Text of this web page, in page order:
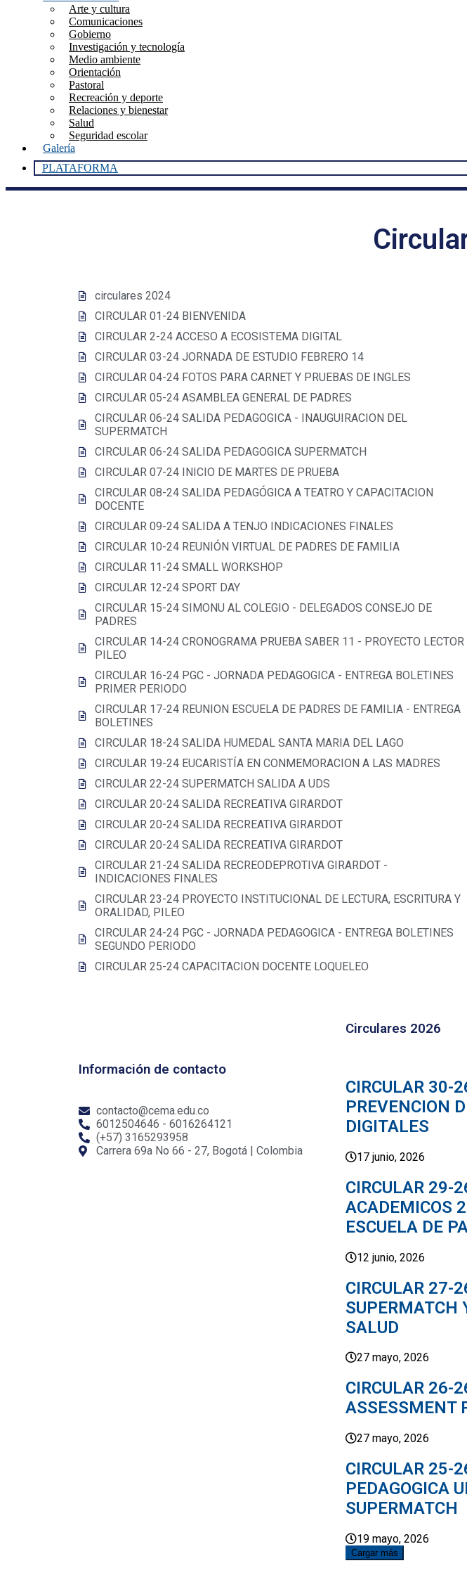
Arte y cultura
Comunicaciones
Gobierno
Investigación y tecnología
Medio ambiente
Orientación
Pastoral
Recreación y deporte
Relaciones y bienestar
Salud
Seguridad escolar
Galería
PLATAFORMA
circulares 2024
CIRCULAR 01-24 BIENVENIDA
CIRCULAR 2-24 ACCESO A ECOSISTEMA DIGITAL
CIRCULAR 03-24 JORNADA DE ESTUDIO FEBRERO 14
CIRCULAR 04-24 FOTOS PARA CARNET Y PRUEBAS DE INGLES
CIRCULAR 05-24 ASAMBLEA GENERAL DE PADRES
CIRCULAR 06-24 SALIDA PEDAGOGICA - INAUGUIRACION DEL
SUPERMATCH
CIRCULAR 06-24 SALIDA PEDAGOGICA SUPERMATCH
CIRCULAR 07-24 INICIO DE MARTES DE PRUEBA
CIRCULAR 08-24 SALIDA PEDAGÓGICA A TEATRO Y CAPACITACION
DOCENTE
CIRCULAR 09-24 SALIDA A TENJO INDICACIONES FINALES
CIRCULAR 10-24 REUNIÓN VIRTUAL DE PADRES DE FAMILIA
CIRCULAR 11-24 SMALL WORKSHOP
CIRCULAR 12-24 SPORT DAY
CIRCULAR 15-24 SIMONU AL COLEGIO - DELEGADOS CONSEJO DE
PADRES
CIRCULAR 14-24 CRONOGRAMA PRUEBA SABER 11 - PROYECTO LECTOR
PILEO
CIRCULAR 16-24 PGC - JORNADA PEDAGOGICA - ENTREGA BOLETINES
PRIMER PERIODO
CIRCULAR 17-24 REUNION ESCUELA DE PADRES DE FAMILIA - ENTREGA
BOLETINES
CIRCULAR 18-24 SALIDA HUMEDAL SANTA MARIA DEL LAGO
CIRCULAR 19-24 EUCARISTÍA EN CONMEMORACION A LAS MADRES
CIRCULAR 22-24 SUPERMATCH SALIDA A UDS
CIRCULAR 20-24 SALIDA RECREATIVA GIRARDOT
CIRCULAR 20-24 SALIDA RECREATIVA GIRARDOT
CIRCULAR 20-24 SALIDA RECREATIVA GIRARDOT
CIRCULAR 21-24 SALIDA RECREODEPROTIVA GIRARDOT -
INDICACIONES FINALES
CIRCULAR 23-24 PROYECTO INSTITUCIONAL DE LECTURA, ESCRITURA Y
ORALIDAD, PILEO
CIRCULAR 24-24 PGC - JORNADA PEDAGOGICA - ENTREGA BOLETINES
SEGUNDO PERIODO
CIRCULAR 25-24 CAPACITACION DOCENTE LOQUELEO
Información de contacto
contacto@cema.edu.co
6012504646 - 6016264121
(+57) 3165293958
Carrera 69a No 66 - 27, Bogotá | Colombia
Circulares 2026
CIRCULAR 30-
PREVENCION
DIGITALES
17 junio, 2026
CIRCULAR 29-
ACADEMICOS
ESCUELA DE
12 junio, 2026
CIRCULAR 27-
SUPERMATCH
SALUD
27 mayo, 2026
CIRCULAR 26-
ASSESSMENT
27 mayo, 2026
CIRCULAR 25-
PEDAGOGICA
SUPERMATCH
19 mayo, 2026
Cargar más